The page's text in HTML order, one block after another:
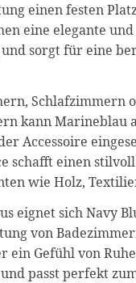
einen festen
eine elegante und
sorgt für eine
Schlafzimmern
kann Marineblau
Accessoire
schafft einen
wie Holz,
eignet sich Navy
von
ein Gefühl von
passt perfekt